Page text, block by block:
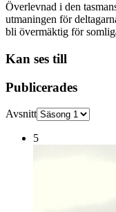
Överlevnad i den
utmaningen för
bli övermäktig för
Kan ses till
Publicerades
Avsnitt
5